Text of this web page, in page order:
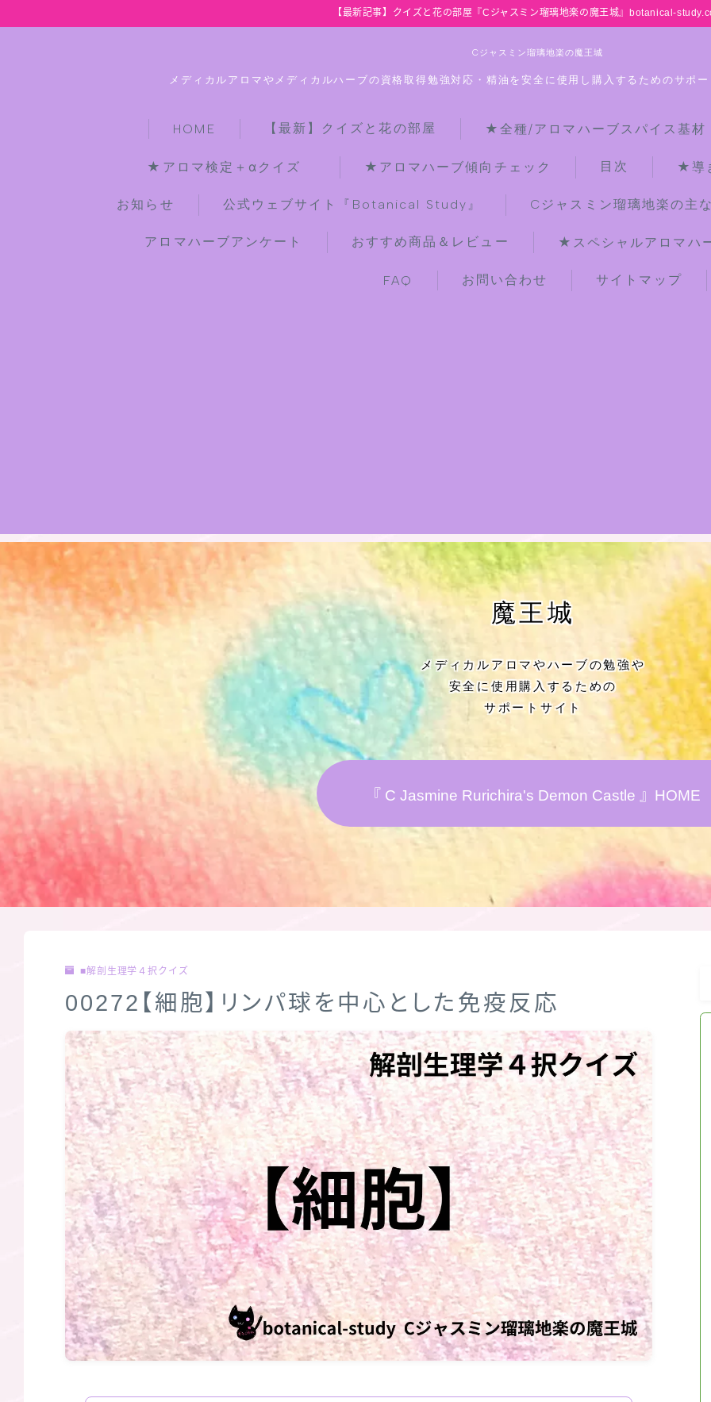
【最新記事】クイズと花の部屋『Cジャスミン瑠璃地楽の魔王城』botanical-
Cジャスミン瑠璃地楽の魔王城
メディカルアロマやメディカルハーブの資格取得勉強対応・精油を安全に使用し購入するためのサポ
HOME 【最新】クイズと花の部屋 ★全種/アロマハーブスパイス基
★アロマ検定＋αクイズ ★アロマハーブ傾向チェック 目次 ★導
お知らせ 公式ウェブサイト『Botanical Study』 Cジャスミン瑠璃地楽の主
アロマハーブアンケート おすすめ商品＆レビュー ★スペシャルアロマハ
FAQ お問い合わせ サイトマップ
【最新】クイズと花の部屋
★全種/アロマハーブスパイス基材 プ
お知らせ
公式ウェブサイト『Botanical Study』
Cジャスミン瑠璃地楽の主な活動先リン
ク集
プロフィール
アロマハーブアンケート
おすすめ商品＆レビュー
★スペシャルアロマハーブ４択クイズ
FAQ
サイトマップ
魔王城
メディカルアロマやハーブの勉強や
安全に使用購入するための
サポートサイト
『 C Jasmine Rurichira's Demon Castle 』HOME
■解剖生理学４択クイズ
00272【細胞】リンパ球を中心とした免疫反応